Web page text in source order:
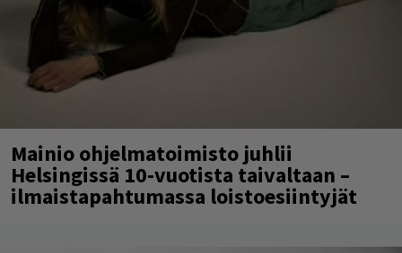
Mainio ohjelmatoimisto juhlii
Helsingissä 10-vuotista taivaltaan –
ilmaistapahtumassa loistoesiintyjät